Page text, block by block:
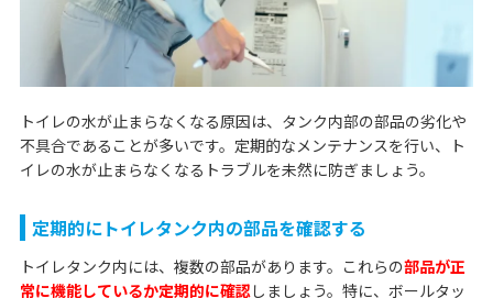
トイレの水が止まらなくなる原因は、タンク内部の部品の劣化や
不具合であることが多いです。定期的なメンテナンスを行い、ト
イレの水が止まらなくなるトラブルを未然に防ぎましょう。
定期的にトイレタンク内の部品を確認する
トイレタンク内には、複数の部品があります。これらの部品が正
常に機能しているか定期的に確認しましょう。特に、ボールタッ